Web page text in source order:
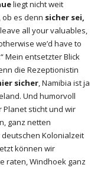
liegt nicht weit
es denn sicher sei,
leave all your valuables,
we’d have to
Mein entsetzter Blick
die Rezeptionistin
sicher, Namibia ist ja
Und humorvoll
Planet sticht und wir
ganz netten
Kolonialzeit
können wir
raten, Windhoek ganz